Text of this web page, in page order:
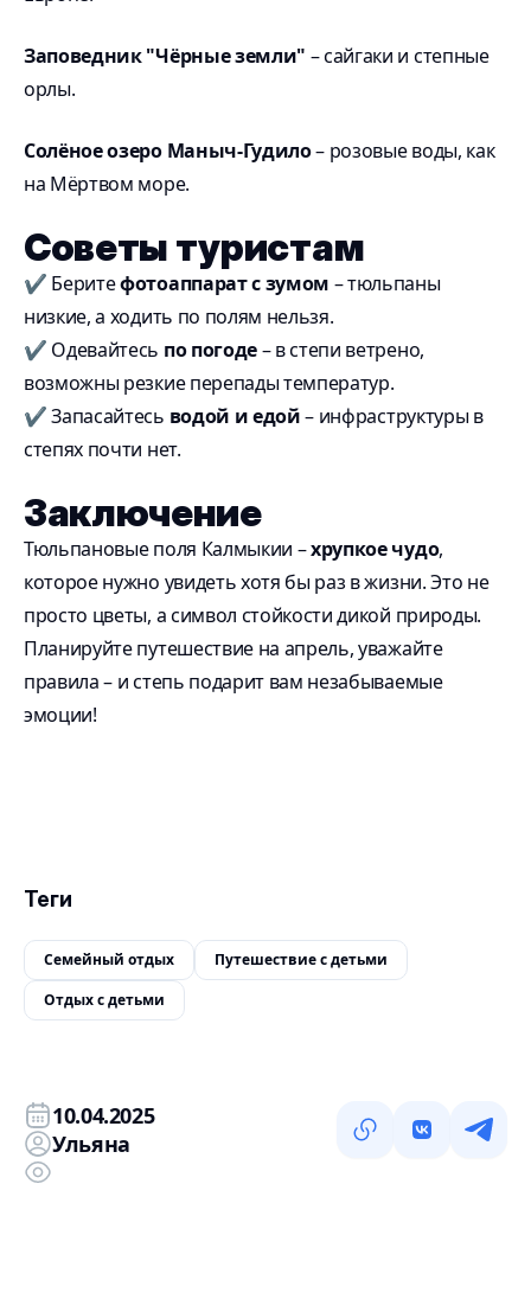
Заповедник "Чёрные земли" – сайгаки и степные
орлы.
Солёное озеро Маныч-Гудило– розовые воды, как
на Мёртвом море.
Советы туристам
✔ Беритефотоаппарат с зумом – тюльпаны
низкие, а ходить по полям нельзя.
✔ Одевайтесь по погоде– в степи ветрено,
возможны резкие перепады температур.
✔ Запасайтесь водой и едой– инфраструктуры в
степях почти нет.
Заключение
Тюльпановые поля Калмыкии –хрупкое чудо,
которое нужно увидеть хотя бы раз в жизни. Это не
просто цветы, а символ стойкости дикой природы.
Планируйте путешествие на апрель, уважайте
правила – и степь подарит вам незабываемые
эмоции!
Теги
Семейный отдых
Путешествие с детьми
Отдых с детьми
10.04.2025
Ульяна